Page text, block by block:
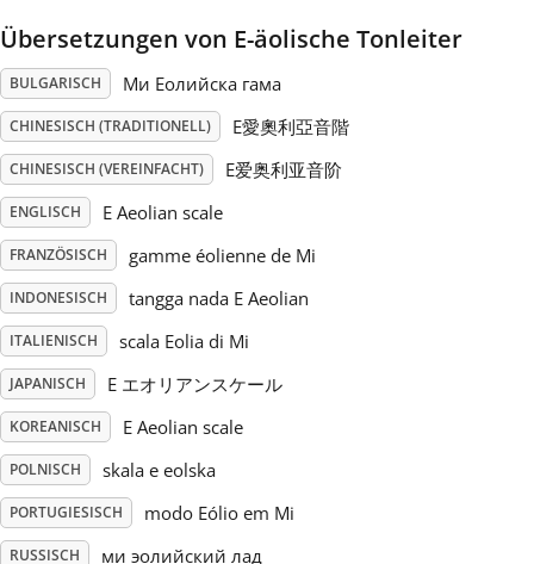
Русский
Svenska
Tiếng Việt
Türkçe
Українська
简体中文
繁體中文
Übersetzungen von E-äolische Tonleiter
BULGARISCH Ми Еолийска гама
CHINESISCH (TRADITIONELL) E愛奧利亞音階
CHINESISCH (VEREINFACHT) E爱奥利亚音阶
ENGLISCH E Aeolian scale
FRANZÖSISCH gamme éolienne de Mi
INDONESISCH tangga nada E Aeolian
ITALIENISCH scala Eolia di Mi
JAPANISCH E エオリアンスケール
KOREANISCH E Aeolian scale
POLNISCH skala e eolska
PORTUGIESISCH modo Eólio em Mi
RUSSISCH ми эолийский лад